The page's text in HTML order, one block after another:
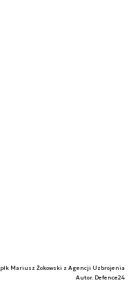
płk Mariusz Żokowski z Agencji Uzbrojenia
Autor. Defence24